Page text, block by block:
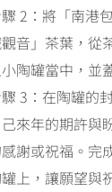
2：將「南港
音」茶葉，從
陶罐當中，並
3：在陶罐的
來年的期許與
謝或祝福。完
上，讓願望與